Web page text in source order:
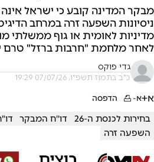
מבקר המדינה קובע כי ישראל
ניסיונות השפעה זרה במרחב
מדיניות לאומית או גוף ממשלתי
לאחר מלחמת "חרבות ברזל" טרם
גדי פוקס
כ"ב בתמוז תשפ"ו, 07/07/26 19:29
א+א- הדפסה
בחירות לכנסת ה-26 דו''ח המבקר
השפעה זרה